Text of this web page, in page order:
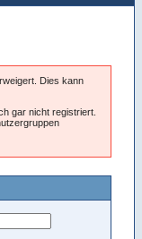
Dies kann
gar nicht registriert.